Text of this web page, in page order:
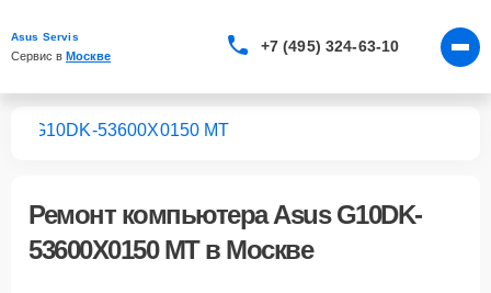
Asus Servis
Сервис в Москве
+7 (495) 324-63-10
G10DK-53600X0150 MT
Ремонт компьютера Asus G10DK-
53600X0150 MTв Москве